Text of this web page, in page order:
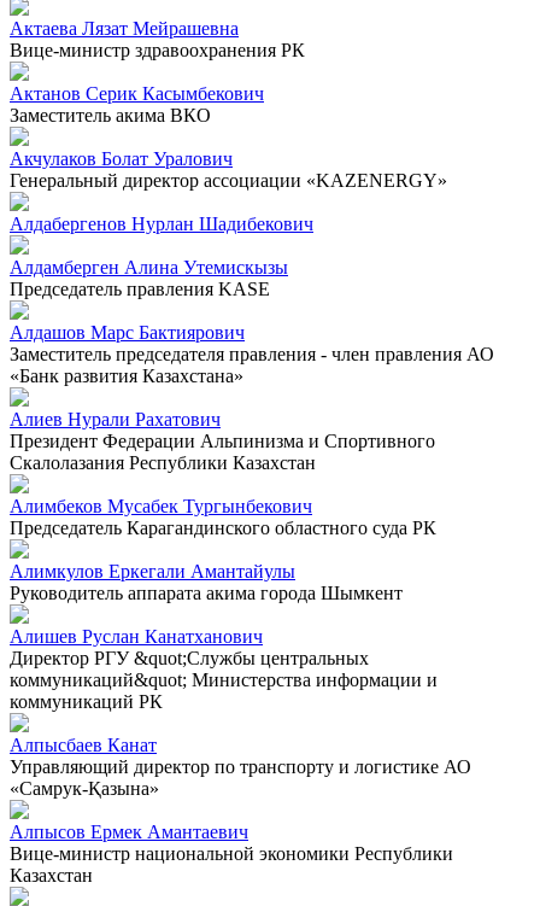
Актаева Лязат Мейрашевна
Вице-министр здравоохранения РК
Актанов Серик Касымбекович
Заместитель акима ВКО
Акчулаков Болат Уралович
Генеральный директор ассоциации «KAZENERGY»
Алдабергенов Нурлан Шадибекович
Алдамберген Алина Утемискызы
Председатель правления KASE
Алдашов Марс Бактиярович
Заместитель председателя правления - член правления АО
«Банк развития Казахстана»
Алиев Нурали Рахатович
Президент Федерации Альпинизма и Спортивного
Скалолазания Республики Казахстан
Алимбеков Мусабек Тургынбекович
Председатель Карагандинского областного суда РК
Алимкулов Еркегали Амантайулы
Руководитель аппарата акима города Шымкент
Алишев Руслан Канатханович
Директор РГУ &quot;Службы центральных
коммуникаций&quot; Министерства информации и
коммуникаций РК
Алпысбаев Канат
Управляющий директор по транспорту и логистике АО
«Самрук-Қазына»
Алпысов Ермек Амантаевич
Вице-министр национальной экономики Республики
Казахстан